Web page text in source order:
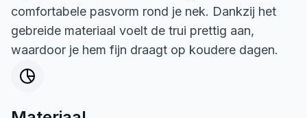
comfortabele pasvorm rond je nek. Dankzij het
gebreide materiaal voelt de trui prettig aan,
waardoor je hem fijn draagt op koudere dagen.